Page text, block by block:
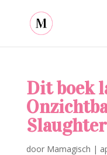
Dit boek
Slaughter
door Mamagisch |